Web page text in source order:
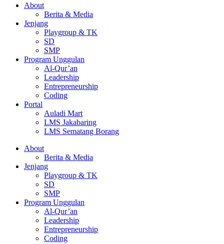
About
Berita & Media
Jenjang
Playgroup & TK
SD
SMP
Program Unggulan
Al-Qur’an
Leadership
Entrepreneurship
Coding
Portal
Auladi Mart
LMS Jakabaring
LMS Sematang Borang
About
Berita & Media
Jenjang
Playgroup & TK
SD
SMP
Program Unggulan
Al-Qur’an
Leadership
Entrepreneurship
Coding